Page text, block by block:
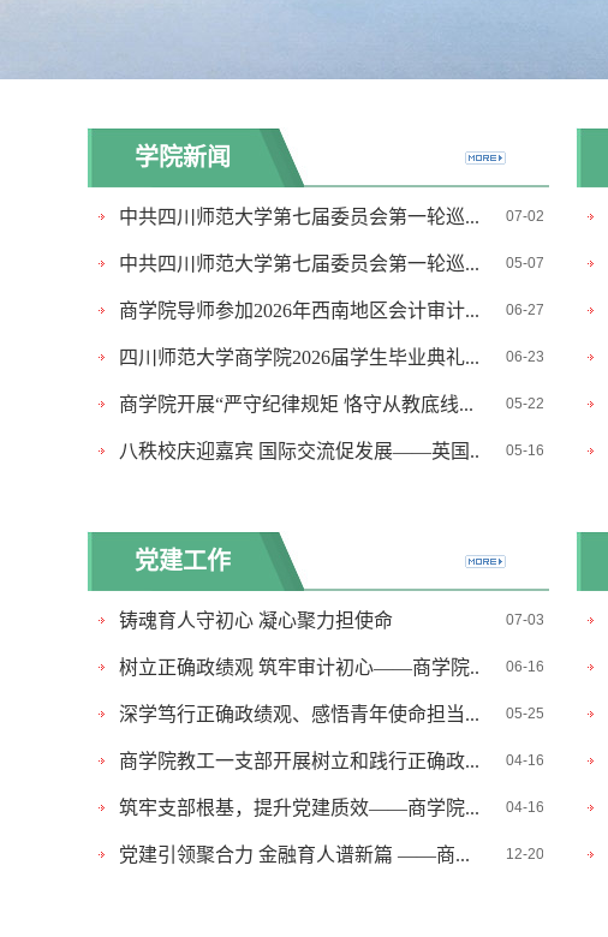
学院新闻
中共四川师范大学第七届委员会第一轮巡... 07-02
中共四川师范大学第七届委员会第一轮巡... 05-07
商学院导师参加2026年西南地区会计审计... 06-27
四川师范大学商学院2026届学生毕业典礼... 06-23
商学院开展“严守纪律规矩 恪守从教底线... 05-22
八秩校庆迎嘉宾 国际交流促发展——英国... 05-16
党建工作
铸魂育人守初心 凝心聚力担使命 07-03
树立正确政绩观 筑牢审计初心——商学院... 06-16
深学笃行正确政绩观、感悟青年使命担当... 05-25
商学院教工一支部开展树立和践行正确政... 04-16
筑牢支部根基，提升党建质效——商学院... 04-16
党建引领聚合力 金融育人谱新篇 ——商... 12-20